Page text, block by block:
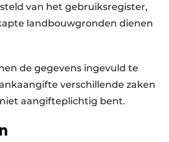
van het gebruiksregister,
landbouwgronden dienen
de gegevens ingevuld te
verschillende zaken
aangifteplichtig bent.